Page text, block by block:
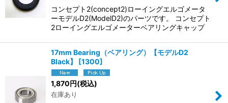
コンセプト2(concept2)ローイングエルゴメータ
ーモデルD2(ModelD2)のパーツです。 コンセプト
2ローイングエルゴメーターベアリングキャップ
17mm Bearing（ベアリング）【モデルD2
Black】
[1300]
1,870円(税込)
在庫あり